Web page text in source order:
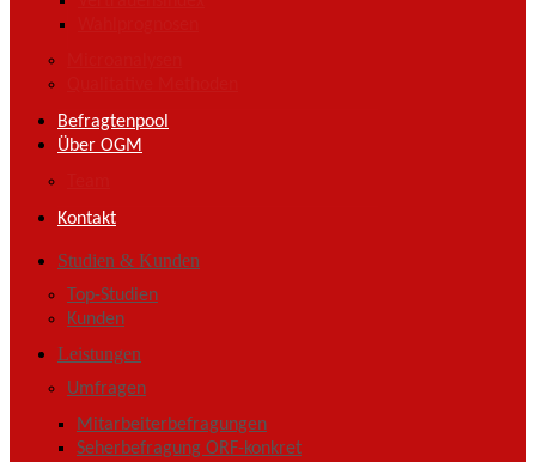
Befragtenpool
Über OGM
Kontakt
Studien & Kunden
Top-Studien
Kunden
Leistungen
Umfragen
Mitarbeiterbefragungen
Seherbefragung ORF-konkret